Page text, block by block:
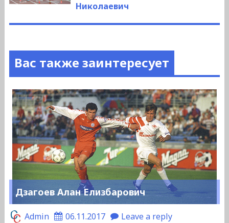
Николаевич
Вас также заинтересует
Дзагоев Алан Елизбарович
Admin 06.11.2017 Leave a reply